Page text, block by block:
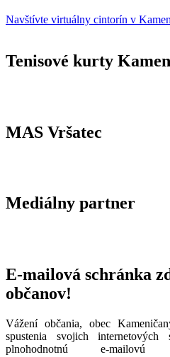
Navštívte virtuálny cintorín v
Tenisové kurty
MAS Vršatec
Mediálny partner
E-mailová schránka
občanov!
Vážení občania, obec
spustenia svojich internetových
plnohodnotnú e-